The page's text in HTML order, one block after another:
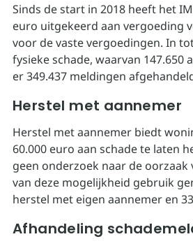
Sinds de start in 2018 heeft het
euro uitgekeerd aan vergoeding
voor de vaste vergoedingen. In
fysieke schade, waarvan
er 349.437 meldingen
Herstel met aannemer
Herstel met aannemer biedt
60.000 euro aan schade te laten
geen onderzoek naar de oorzaak
van deze mogelijkheid gebruik
herstel met eigen aannemer en
Afhandeling